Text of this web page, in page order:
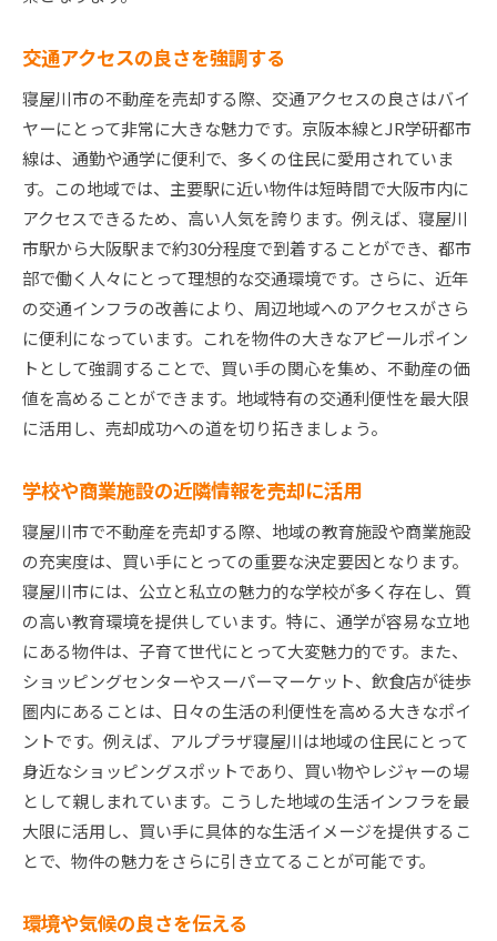
交通アクセスの良さを強調する
寝屋川市の不動産を売却する際、交通アクセスの良さはバイ
ヤーにとって非常に大きな魅力です。京阪本線とJR学研都市
線は、通勤や通学に便利で、多くの住民に愛用されていま
す。この地域では、主要駅に近い物件は短時間で大阪市内に
アクセスできるため、高い人気を誇ります。例えば、寝屋川
市駅から大阪駅まで約30分程度で到着することができ、都市
部で働く人々にとって理想的な交通環境です。さらに、近年
の交通インフラの改善により、周辺地域へのアクセスがさら
に便利になっています。これを物件の大きなアピールポイン
トとして強調することで、買い手の関心を集め、不動産の価
値を高めることができます。地域特有の交通利便性を最大限
に活用し、売却成功への道を切り拓きましょう。
学校や商業施設の近隣情報を売却に活用
寝屋川市で不動産を売却する際、地域の教育施設や商業施設
の充実度は、買い手にとっての重要な決定要因となります。
寝屋川市には、公立と私立の魅力的な学校が多く存在し、質
の高い教育環境を提供しています。特に、通学が容易な立地
にある物件は、子育て世代にとって大変魅力的です。また、
ショッピングセンターやスーパーマーケット、飲食店が徒歩
圏内にあることは、日々の生活の利便性を高める大きなポイ
ントです。例えば、アルプラザ寝屋川は地域の住民にとって
身近なショッピングスポットであり、買い物やレジャーの場
として親しまれています。こうした地域の生活インフラを最
大限に活用し、買い手に具体的な生活イメージを提供するこ
とで、物件の魅力をさらに引き立てることが可能です。
環境や気候の良さを伝える